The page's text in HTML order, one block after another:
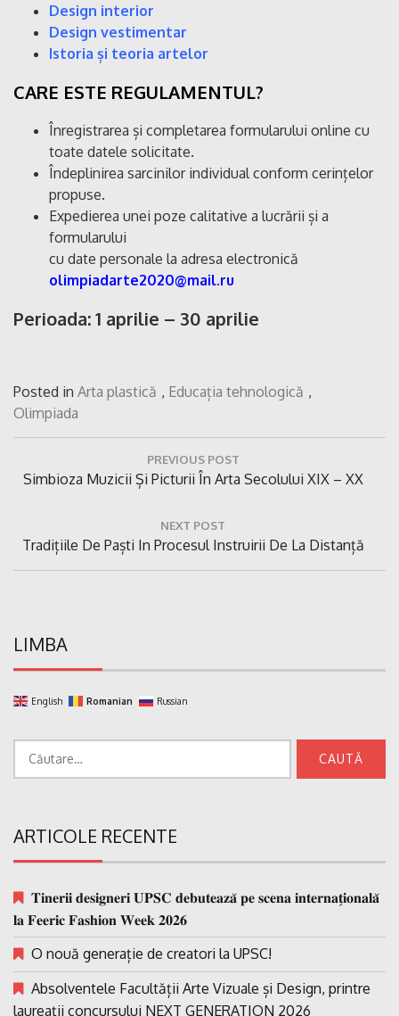
Design interior
Design vestimentar
Istoria și teoria artelor
CARE ESTE REGULAMENTUL?
Înregistrarea și completarea formularului online cu
toate datele solicitate.
Îndeplinirea sarcinilor individual conform cerințelor
propuse.
Expedierea unei poze calitative a lucrării și a
formularului
cu date personale la adresa electronică
olimpiadarte2020@mail.ru
Perioada: 1 aprilie – 30 aprilie
Posted in Arta plastică , Educația tehnologică ,
Olimpiada
articole
PREVIOUS POST
Previous
Simbioza Muzicii Și Picturii În Arta Secolului XIX – XX
NEXT POST
Next
Tradițiile De Paști In Procesul Instruirii De La Distanță
LIMBA
English Romanian Russian
ARTICOLE RECENTE
𝐓𝐢𝐧𝐞𝐫𝐢𝐢 𝐝𝐞𝐬𝐢𝐠𝐧𝐞𝐫𝐢 𝐔𝐏𝐒𝐂 𝐝𝐞𝐛𝐮𝐭𝐞𝐚𝐳𝐚̆ 𝐩𝐞 𝐬𝐜𝐞𝐧𝐚 𝐢𝐧𝐭𝐞𝐫𝐧𝐚𝐭̗𝐢𝐨𝐧𝐚𝐥𝐚̆
𝐥𝐚 𝐅𝐞𝐞𝐫𝐢𝐜 𝐅𝐚𝐬𝐡𝐢𝐨𝐧 𝐖𝐞𝐞𝐤 𝟐𝟎𝟐𝟔
O nouă generație de creatori la UPSC!
Absolventele Facultății Arte Vizuale și Design, printre
laureații concursului NEXT GENERATION 2026